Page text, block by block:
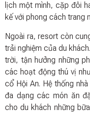
lịch một mình, cặp đôi
kế với phong cách trang
Ngoài ra, resort còn
trải nghiệm của du
trời, tận hưởng những
các hoạt động thú vị
cổ Hội An. Hệ thống
đa dạng các món ăn
cho du khách những